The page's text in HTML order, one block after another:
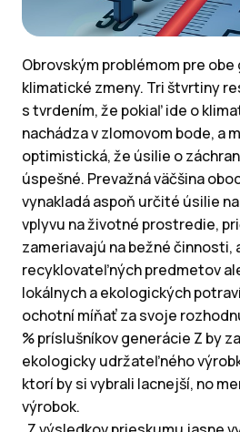
Obrovským problémom pre
klimatické zmeny. Tri štvrtiny
s tvrdením, že pokiaľ ide o
nachádza v zlomovom bode, a
optimistická, že úsilie o
úspešné. Prevažná väčšina
vynakladá aspoň určité úsilie
vplyvu na životné prostredie,
zameriavajú na bežné činnosti,
recyklovateľných predmetov
lokálnych a ekologických
ochotní míňať za svoje
% príslušníkov generácie Z by
ekologicky udržateľného
ktorí by si vybrali lacnejší, no
výrobok.